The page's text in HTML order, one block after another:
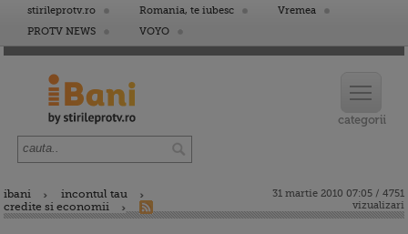
stirileprotv.ro Romania, te iubesc
Vremea
PROTV NEWS
VOYO
ibani
incontul tau
credite si economii
31 martie 2010 07:05 / 4751
vizualizari